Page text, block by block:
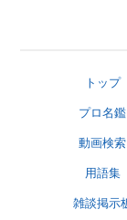
トップ
プロ名鑑
動画検索
用語集
雑談掲示